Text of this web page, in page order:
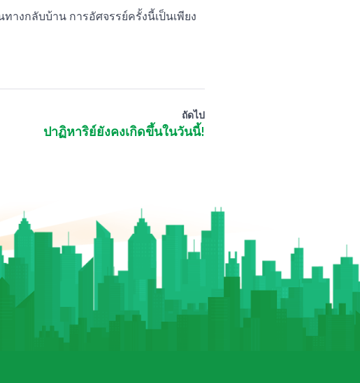
างกลับบ้าน การอัศจรรย์ครั้งนี้เป็นเพียง
ถัดไป
ปาฏิหาริย์ยังคงเกิดขึ้นในวันนี้!